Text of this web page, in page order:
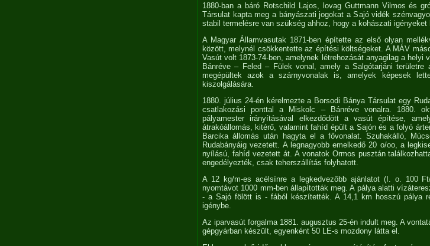
1880-ban a báró Rotschild Lajos, lovag Guttmann Vilmos és
Társulat kapta meg a bányászati jogokat a Sajó vidék
stabil termelésre van szükség ahhoz, hogy a kohászati igényeket
A Magyar Államvasutak 1871-ben építette az első olyan
között, melynél csökkentette az építési költségeket. A MÁV
Vasút volt 1873-74-ben, amelynek létrehozását anyagilag a
Bánréve – Feled – Fülek vonal, amely a Salgótarjáni
megépültek azok a szárnyvonalak is, amelyek képesek
kiszolgálására.
1880. július 24-én kérelmezte a Borsodi Bánya Társulat egy
csatlakozási ponttal a Miskolc – Bánréve vonalra. 1880.
pályamester irányításával elkezdődött a vasút építése,
átrakóállomás, kitérő, valamint fahíd épült a Sajón és a folyó
Barcika állomás után hagyta el a fővonalat. Szuhakálló,
Rudabányáig vezetett. A legnagyobb emelkedő 20 o/oo, a
nyílású, fahíd vezetett át. A vonatok Ormos pusztán
engedélyezték, csak teherszállítás folyhatott.
A 12 kg/m-es acélsínre a legkedvezőbb ajánlatot (I. o. 100
nyomtávot 1000 mm-ben állapították meg. A pálya alatti
- a Sajó fölött is - fából készítették. A 14,1 km hosszú pálya
igénybe.
Az iparvasút forgalma 1881. augusztus 25-én indult meg. A
gépgyárban készült, egyenként 50 LE-s mozdony látta el.